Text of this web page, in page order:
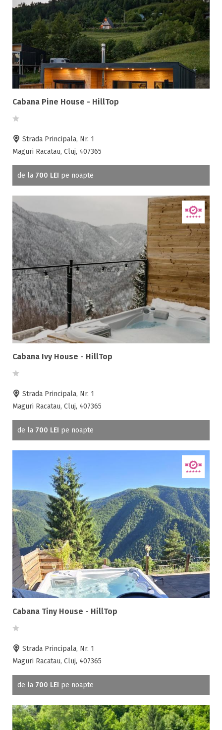
Teren de sport
Transport auto
Cabana Pine House - HillTop
Strada Principala, Nr. 1
Maguri Racatau, Cluj, 407365
de la 700 LEI pe noapte
Cabana Ivy House - HillTop
Strada Principala, Nr. 1
Maguri Racatau, Cluj, 407365
de la 700 LEI pe noapte
Cabana Tiny House - HillTop
Strada Principala, Nr. 1
Maguri Racatau, Cluj, 407365
de la 700 LEI pe noapte